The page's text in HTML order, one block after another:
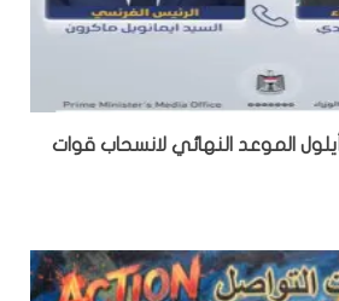
الزيدي لماكرون: 30 أيلول الموعد النهائي لانسحاب قوات